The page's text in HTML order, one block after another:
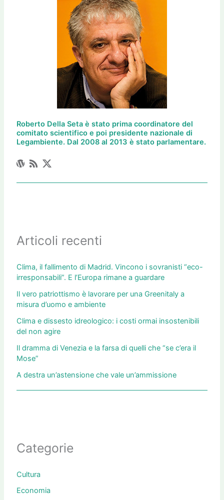
Roberto Della Seta è stato prima coordinatore del
comitato scientifico e poi presidente nazionale di
Legambiente. Dal 2008 al 2013 è stato parlamentare.
Articoli recenti
Clima, il fallimento di Madrid. Vincono i sovranisti “eco-
irresponsabili”. E l’Europa rimane a guardare
Il vero patriottismo è lavorare per una Greenitaly a
misura d’uomo e ambiente
Clima e dissesto idreologico: i costi ormai insostenibili
del non agire
Il dramma di Venezia e la farsa di quelli che “se c’era il
Mose”
A destra un’astensione che vale un’ammissione
Categorie
Cultura
Economia